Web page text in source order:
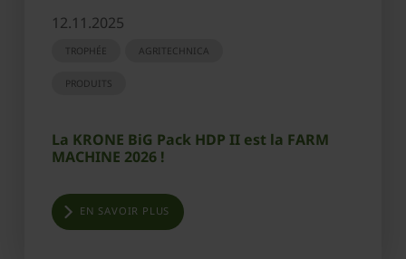
12.11.2025
TROPHÉE AGRITECHNICA
PRODUITS
La KRONE BiG Pack HDP II est la FARM
MACHINE 2026 !
EN SAVOIR PLUS